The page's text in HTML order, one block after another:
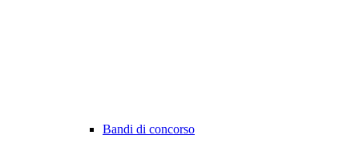
Bandi di concorso